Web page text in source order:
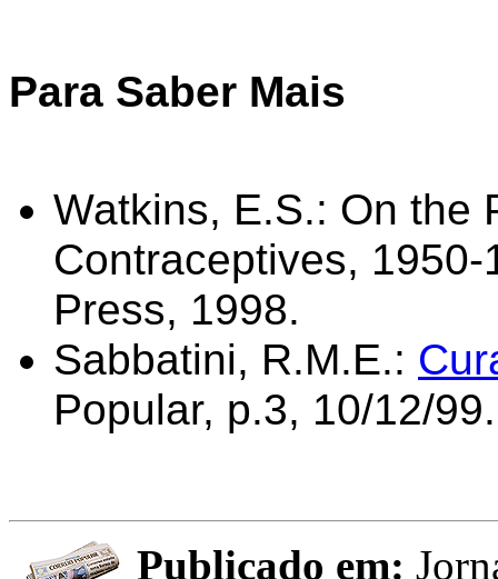
Para Saber Mais
Watkins, E.S.: On the
Contraceptives,
Press, 1998.
Sabbatini, R.M.E.:
Popular, p.3, 10/12/99.
Publicado em: